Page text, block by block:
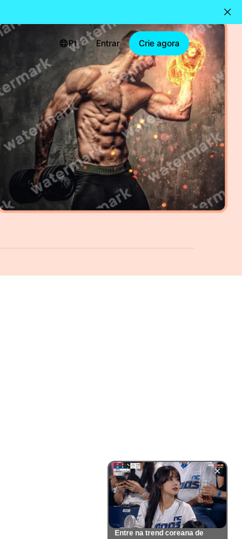
Pt Entrar Crie agora
Entre na trend coreana de